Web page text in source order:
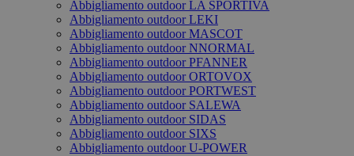
Abbigliamento outdoor LA SPORTIVA
Abbigliamento outdoor LEKI
Abbigliamento outdoor MASCOT
Abbigliamento outdoor NNORMAL
Abbigliamento outdoor PFANNER
Abbigliamento outdoor ORTOVOX
Abbigliamento outdoor PORTWEST
Abbigliamento outdoor SALEWA
Abbigliamento outdoor SIDAS
Abbigliamento outdoor SIXS
Abbigliamento outdoor U-POWER